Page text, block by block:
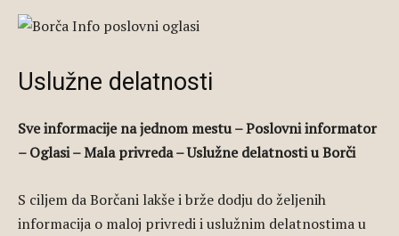
Uslužne delatnosti
Sve informacije na jednom mestu – Poslovni informator
– Oglasi – Mala privreda – Uslužne delatnosti u Borči
S ciljem da Borčani lakše i brže dodju do željenih
informacija o maloj privredi i uslužnim delatnostima u